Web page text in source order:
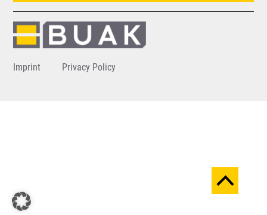
Imprint Privacy Policy